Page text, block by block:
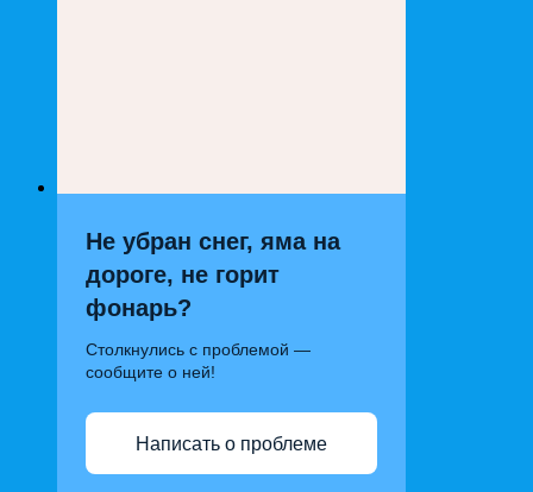
Не убран снег, яма на
дороге, не горит
фонарь?
Столкнулись с проблемой —
сообщите о ней!
Написать о проблеме